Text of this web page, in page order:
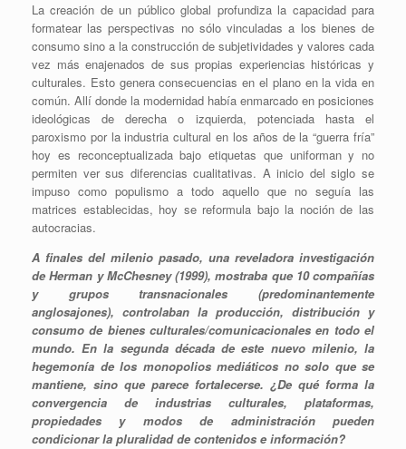
La creación de un público global profundiza la capacidad para
formatear las perspectivas no sólo vinculadas a los bienes de
consumo sino a la construcción de subjetividades y valores cada
vez más enajenados de sus propias experiencias históricas y
culturales. Esto genera consecuencias en el plano en la vida en
común. Allí donde la modernidad había enmarcado en posiciones
ideológicas de derecha o izquierda, potenciada hasta el
paroxismo por la industria cultural en los años de la “guerra fría”
hoy es reconceptualizada bajo etiquetas que uniforman y no
permiten ver sus diferencias cualitativas. A inicio del siglo se
impuso como populismo a todo aquello que no seguía las
matrices establecidas, hoy se reformula bajo la noción de las
autocracias.
A finales del milenio pasado, una reveladora investigación
de Herman y McChesney (1999), mostraba que 10 compañías
y grupos transnacionales (predominantemente
anglosajones), controlaban la producción, distribución y
consumo de bienes culturales/comunicacionales en todo el
mundo. En la segunda década de este nuevo milenio, la
hegemonía de los monopolios mediáticos no solo que se
mantiene, sino que parece fortalecerse. ¿De qué forma la
convergencia de industrias culturales, plataformas,
propiedades y modos de administración pueden
condicionar la pluralidad de contenidos e información?